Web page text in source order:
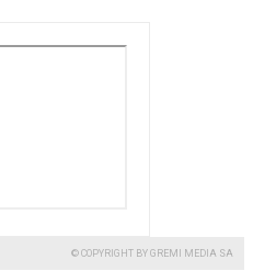
© COPYRIGHT BY GREMI MEDIA SA